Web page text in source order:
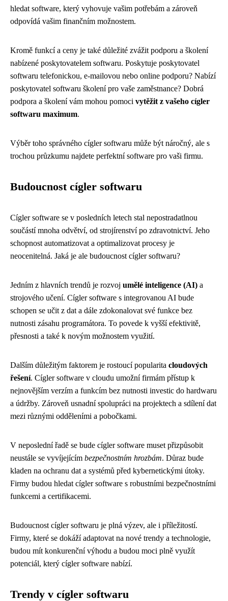
hledat software, který vyhovuje vašim potřebám a zároveň
odpovídá vašim finančním možnostem.
Kromě funkcí a ceny je také důležité zvážit podporu a školení
nabízené poskytovatelem softwaru. Poskytuje poskytovatel
softwaru telefonickou, e-mailovou nebo online podporu? Nabízí
poskytovatel softwaru školení pro vaše zaměstnance? Dobrá
podpora a školení vám mohou pomoci vytěžit z vašeho cígler
softwaru maximum.
Výběr toho správného cígler softwaru může být náročný, ale s
trochou průzkumu najdete perfektní software pro vaši firmu.
Budoucnost cígler softwaru
Cígler software se v posledních letech stal nepostradatlnou
součástí mnoha odvětví, od strojírenství po zdravotnictví. Jeho
schopnost automatizovat a optimalizovat procesy je
neocenitelná. Jaká je ale budoucnost cígler softwaru?
Jedním z hlavních trendů je rozvoj umělé inteligence (AI) a
strojového učení. Cígler software s integrovanou AI bude
schopen se učit z dat a dále zdokonalovat své funkce bez
nutnosti zásahu programátora. To povede k vyšší efektivitě,
přesnosti a také k novým možnostem využití.
Dalším důležitým faktorem je rostoucí popularita cloudových
řešení. Cígler software v cloudu umožní firmám přístup k
nejnovějším verzím a funkcím bez nutnosti investic do hardwaru
a údržby. Zároveň usnadní spolupráci na projektech a sdílení dat
mezi různými odděleními a pobočkami.
V neposlední řadě se bude cígler software muset přizpůsobit
neustále se vyvíjejícím bezpečnostním hrozbám. Důraz bude
kladen na ochranu dat a systémů před kybernetickými útoky.
Firmy budou hledat cígler software s robustními bezpečnostními
funkcemi a certifikacemi.
Budoucnost cígler softwaru je plná výzev, ale i příležitostí.
Firmy, které se dokáží adaptovat na nové trendy a technologie,
budou mít konkurenční výhodu a budou moci plně využít
potenciál, který cígler software nabízí.
Trendy v cígler softwaru